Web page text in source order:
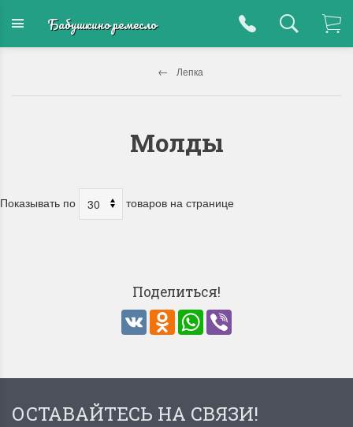
Бабушкино ремесло
Лепка
Молды
Показывать по товаров на странице
Поделиться!
VK Odnoklassniki
WhatsApp
ОСТАВАЙТЕСЬ НА СВЯЗИ!